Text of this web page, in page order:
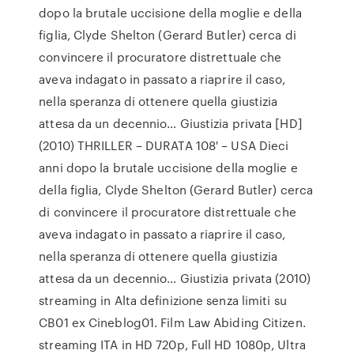
dopo la brutale uccisione della moglie e della
figlia, Clyde Shelton (Gerard Butler) cerca di
convincere il procuratore distrettuale che
aveva indagato in passato a riaprire il caso,
nella speranza di ottenere quella giustizia
attesa da un decennio… Giustizia privata [HD]
(2010) THRILLER – DURATA 108′ – USA Dieci
anni dopo la brutale uccisione della moglie e
della figlia, Clyde Shelton (Gerard Butler) cerca
di convincere il procuratore distrettuale che
aveva indagato in passato a riaprire il caso,
nella speranza di ottenere quella giustizia
attesa da un decennio… Giustizia privata (2010)
streaming in Alta definizione senza limiti su
CB01 ex Cineblog01. Film Law Abiding Citizen.
streaming ITA in HD 720p, Full HD 1080p, Ultra